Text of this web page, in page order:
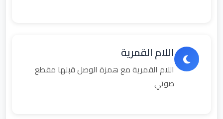
اللام القمرية
اللام القمرية مع همزة الوصل قبلها مقطع
صوتي